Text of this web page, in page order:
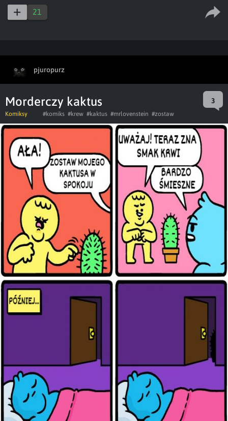
21
pjuropurz
Morderczy kaktus 3
Komiksy #komiks #krew #kaktus #mrlovenstein #zostaw